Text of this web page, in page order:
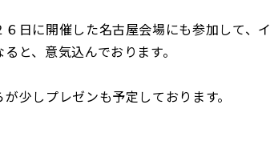
日に開催した名古屋会場にも参加して、
と、意気込んでおります。
少しプレゼンも予定しております。